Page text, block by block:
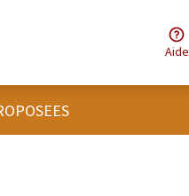
Aide